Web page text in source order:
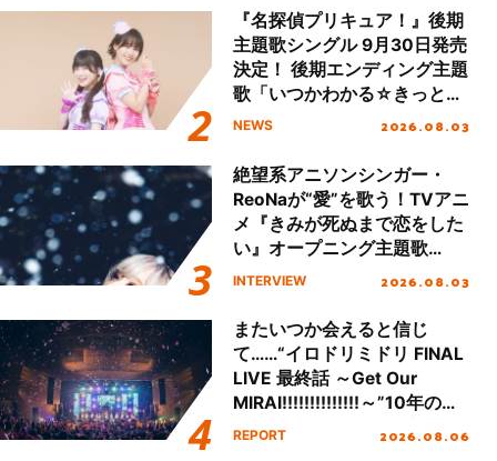
ート!!
『名探偵プリキュア！』後期
主題歌シングル 9月30日発売
決定！ 後期エンディング主題
歌「いつかわかる☆きっとあ
える」TVサイズ先行配信開
NEWS 2026.08.03
絶望系アニソンシンガー・
ReoNaが“愛”を歌う！TVアニ
メ『きみが死ぬまで恋をした
い』オープニング主題歌
「Amore」インタビュー
INTERVIEW 2026.08.03
またいつか会えると信じ
て……“イロドリミドリ FINAL
LIVE 最終話 ～Get Our
MIRAI!!!!!!!!!!!!!!～”10年の活
動を経てファイナルを迎える
REPORT 2026.08.06